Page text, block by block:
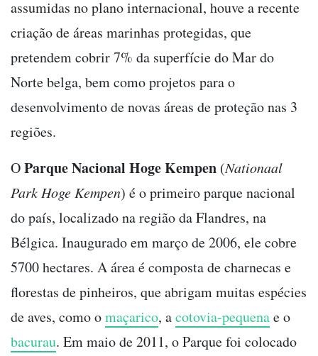
assumidas no plano internacional, houve a recente
criação de áreas marinhas protegidas, que
pretendem cobrir 7% da superfície do Mar do
Norte belga, bem como projetos para o
desenvolvimento de novas áreas de proteção nas 3
regiões.
OParque Nacional Hoge Kempen (Nationaal
Park Hoge Kempen) é o primeiro parque nacional
do país, localizado na região da Flandres, na
Bélgica. Inaugurado em março de 2006, ele cobre
5700 hectares. A área é composta de charnecas e
florestas de pinheiros, que abrigam muitas espécies
de aves, como omaçarico, acotovia-pequenae o
bacurau. Em maio de 2011, o Parque foi colocado